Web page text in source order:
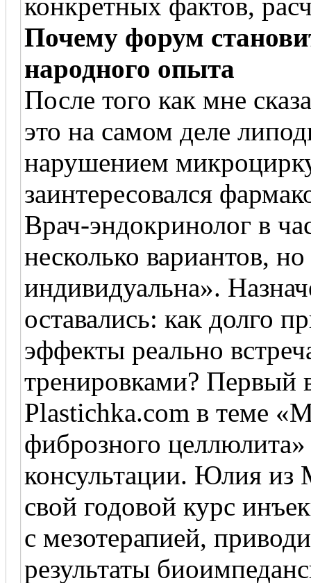
Почему форум
народного опыта
После того как мне
это на самом деле
нарушением
заинтересовался
Врач-эндокринолог в
несколько вариантов,
индивидуальна».
оставались: как долго
эффекты реально
тренировками? Первый
Plastichka.com в теме
фиброзного
консультации. Юлия из
свой годовой курс
с мезотерапией,
результаты